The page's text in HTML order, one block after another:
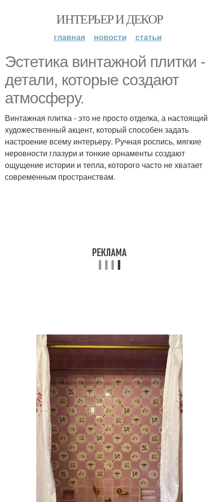
ИНТЕРЬЕР И ДЕКОР
главная новости статьи
Эстетика винтажной плитки -
детали, которые создают
атмосферу.
Винтажная плитка - это не просто отделка, а настоящий
художественный акцент, который способен задать
настроение всему интерьеру. Ручная роспись, мягкие
неровности глазури и тонкие орнаменты создают
ощущение истории и тепла, которого часто не хватает
современным пространствам.